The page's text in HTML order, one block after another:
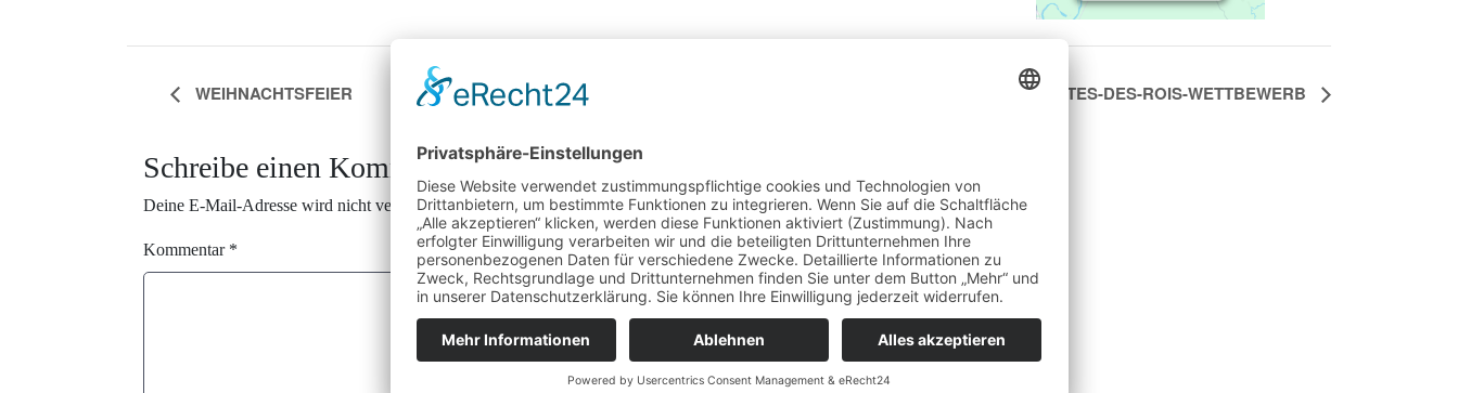
einen Service
Karteninhalte
WEIHNACHTSFEIER GALETTES-DES-ROIS-WETTBEWERB
Schreibe einen Kommentar
Deine E-Mail-Adresse wird nicht veröffentlicht. Erforderliche Felder sind mit*markiert
Kommentar *